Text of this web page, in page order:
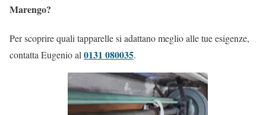
Marengo?
Per scoprire quali tapparelle si adattano meglio alle tue esigenze,
contatta Eugenio al 0131 080035.